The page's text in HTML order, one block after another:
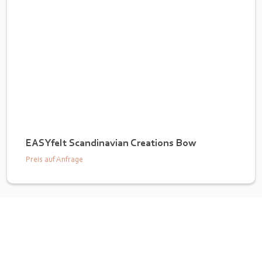
EASYfelt Scandinavian Creations Bow
Preis auf Anfrage